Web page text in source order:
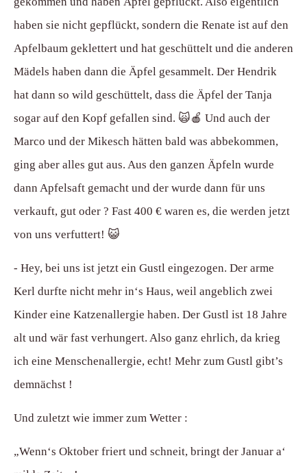
haben sie nicht gepflückt, sondern die Renate ist auf den
Apfelbaum geklettert und hat geschüttelt und die anderen
Mädels haben dann die Äpfel gesammelt. Der Hendrik
hat dann so wild geschüttelt, dass die Äpfel der Tanja
sogar auf den Kopf gefallen sind. 🙀🍎 Und auch der
Marco und der Mikesch hätten bald was abbekommen,
ging aber alles gut aus. Aus den ganzen Äpfeln wurde
dann Apfelsaft gemacht und der wurde dann für uns
verkauft, gut oder ? Fast 400 € waren es, die werden jetzt
von uns verfuttert! 😺
- Hey, bei uns ist jetzt ein Gustl eingezogen. Der arme
Kerl durfte nicht mehr in‘s Haus, weil angeblich zwei
Kinder eine Katzenallergie haben. Der Gustl ist 18 Jahre
alt und wär fast verhungert. Also ganz ehrlich, da krieg
ich eine Menschenallergie, echt! Mehr zum Gustl gibt’s
demnächst !
Und zuletzt wie immer zum Wetter :
„Wenn‘s Oktober friert und schneit, bringt der Januar a‘